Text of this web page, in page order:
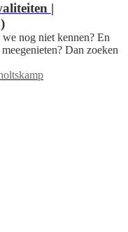
|
nog niet kennen? En
Dan zoeken